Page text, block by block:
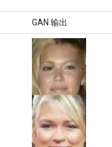
GAN 输出